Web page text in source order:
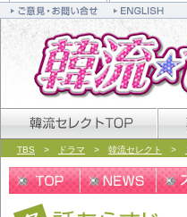
TBS > ドラマ > 韓流セレクト >